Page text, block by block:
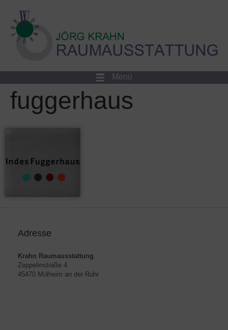
Menü
fuggerhaus
Adresse
Krahn Raumausstattung
Zeppelinstraße 4
45470 Mülheim an der Ruhr